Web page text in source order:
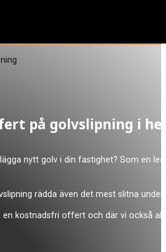
på golvslipning i
nytt golv i din fastighet? Som en
rädda även det mest slitna
en kostnadsfri offert och där vi också